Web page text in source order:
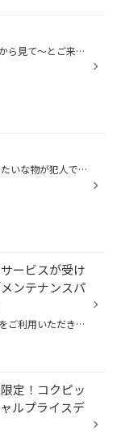
なんかカチカチ音がするから見て〜とご来店。 車をピットインして、持ち上げて、点検したら、、、、、 釘っぽいものが刺さっていました。 暑いから！とたまたま窓を開けたら音がして気がついたそうです。 この後高速道路でお出かけ予定があったそうです。 さっそくバラして確認。 ‼️‼️‼️ うわー。 ...
パンク。 鉄の小さな板みたいな物が犯人でした。 小さな穴ですがドンドン空気が抜けていきます。 見逃したまま高速道路に乗ったりすると思わぬトラブルになりかねません。 定期的にエアーチェックしましょう。 こちらの車のオーナーさんもたまたま寄っていただいて 空気圧点検したら、、、、パンク...
ービスが受け
ンテナンスパ
こんにちは、いつも当店をご利用いただきましてありがとうございます。 本日は、タイヤ館でお得にメンテナンスサービスを受けることができる 「メンテナンスパック」をご紹介いたします。 唐突ですが、普段、おクルマの管理をどのようにされていますか？ 当店にお越しいただくお客様にお聞きすると...
定！コクピッ
ルプライスデ